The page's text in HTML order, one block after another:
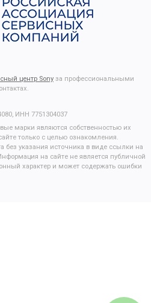
центр Sony за профессиональными
ИНН 7751304037
марки являются собственностью их
только с целью ознакомления.
без указания источника в виде ссылки на
на сайте не является публичной
характер и может содержать ошибки